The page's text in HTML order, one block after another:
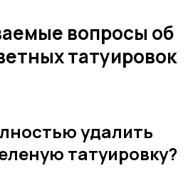
вопросы об
татуировок
удалить
татуировку?